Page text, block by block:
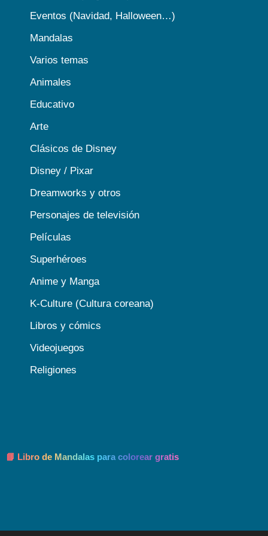
Eventos (Navidad, Halloween…)
Mandalas
Varios temas
Animales
Educativo
Arte
Clásicos de Disney
Disney / Pixar
Dreamworks y otros
Personajes de televisión
Películas
Superhéroes
Anime y Manga
K-Culture (Cultura coreana)
Libros y cómics
Videojuegos
Religiones
📘 Libro de Mandalas para colorear gratis